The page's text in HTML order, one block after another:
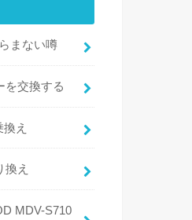
まない噂
を交換する
え
換え
MDV-S710